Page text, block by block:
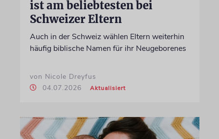
ist am beliebtesten bei
Schweizer Eltern
Auch in der Schweiz wählen Eltern weiterhin
häufig biblische Namen für ihr Neugeborenes
von Nicole Dreyfus
04.07.2026
Aktualisiert